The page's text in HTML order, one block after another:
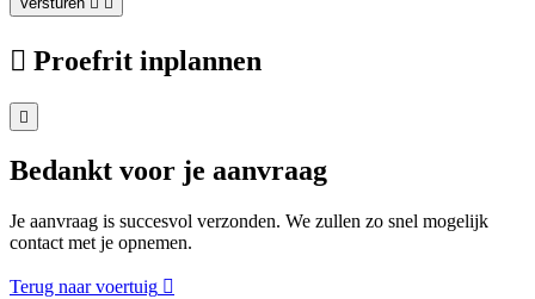
Proefrit inplannen
Bedankt voor je aanvraag
Je aanvraag is succesvol verzonden. We zullen zo snel mogelijk
contact met je opnemen.
Terug naar voertuig